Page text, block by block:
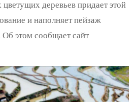
деревьев придает этой
и наполняет пейзаж
этом сообщает сайт